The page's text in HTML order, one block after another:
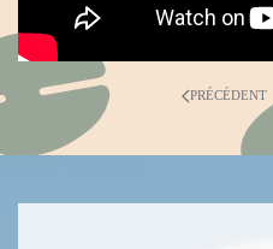
PRÉCÉDENT